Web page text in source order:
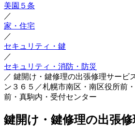
美園５条
／
家・住宅
／
セキュリティ・鍵
／
セキュリティ・消防・防災
／ 鍵開け・鍵修理の出張修理サービ
ン３６５／札幌市南区・南区役所前
前・真駒内・受付センター
鍵開け・鍵修理の出張